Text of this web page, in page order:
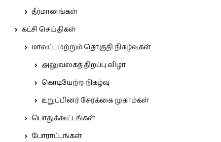
தீர்மானங்கள்
கட்சி செய்திகள்
மாவட்ட மற்றும் தொகுதி நிகழ்வுகள்
அலுவலகத் திறப்பு விழா
கொடியேற்ற நிகழ்வு
உறுப்பினர் சேர்க்கை முகாம்கள்
பொதுக்கூட்டங்கள்
போராட்டங்கள்